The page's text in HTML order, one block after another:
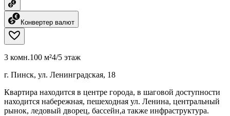
Конвертер валют
3 комн.100 м²4/5 этаж
г. Пинск, ул. Ленинградская, 18
Квартира находится в центре города, в шаговой доступности
находится набережная, пешеходная ул. Ленина, центральный
рынок, ледовый дворец, бассейн,а также инфраструктура.